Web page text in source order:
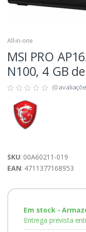
All-in-one
MSI PRO
N100, 4 GB
(0
SKU: 00A60211-019
EAN: 4711377168953
Em stock -
Entrega prevista